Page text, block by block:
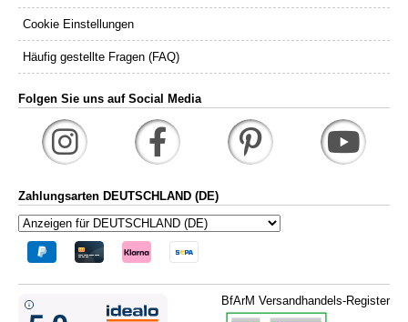
Cookie Einstellungen
Häufig gestellte Fragen (FAQ)
Folgen Sie uns auf Social Media
Zahlungsarten DEUTSCHLAND (DE)
BfArM Versandhandels-Register